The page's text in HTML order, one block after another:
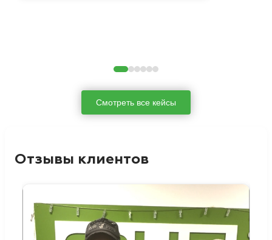
Смотреть все кейсы
Отзывы клиентов